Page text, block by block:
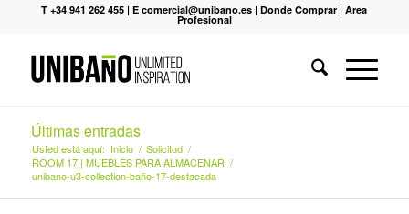
T +34 941 262 455 |E comercial@unibano.es |Donde Comprar |Area
Profesional
Últimas entradas
Usted está aquí: Inicio / Solicitud /
ROOM 17 | MUEBLES PARA ALMACENAR /
unibano-u3-collection-baño-17-destacada